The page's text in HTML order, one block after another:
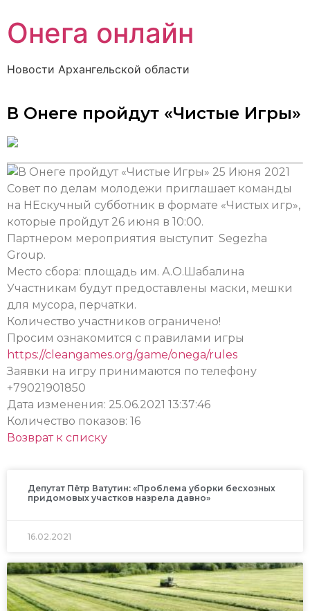
Онега онлайн
Новости Архангельской области
В Онеге пройдут «Чистые Игры»
25 Июня 2021
Совет по делам молодежи приглашает команды
на НЕскучный субботник в формате «Чистых игр»,
которые пройдут 26 июня в 10:00.
Партнером мероприятия выступит Segezha
Group.
Место сбора: площадь им. А.О.Шабалина
Участникам будут предоставлены маски, мешки
для мусора, перчатки.
Количество участников ограничено!
Просим ознакомится с правилами игры
https://cleangames.org/game/onega/rules
Заявки на игру принимаются по телефону
+79021901850
Дата изменения: 25.06.2021 13:37:46
Количество показов: 16
Возврат к списку
Депутат Пётр Ватутин: «Проблема уборки бесхозных
придомовых участков назрела давно»
16.02.2021